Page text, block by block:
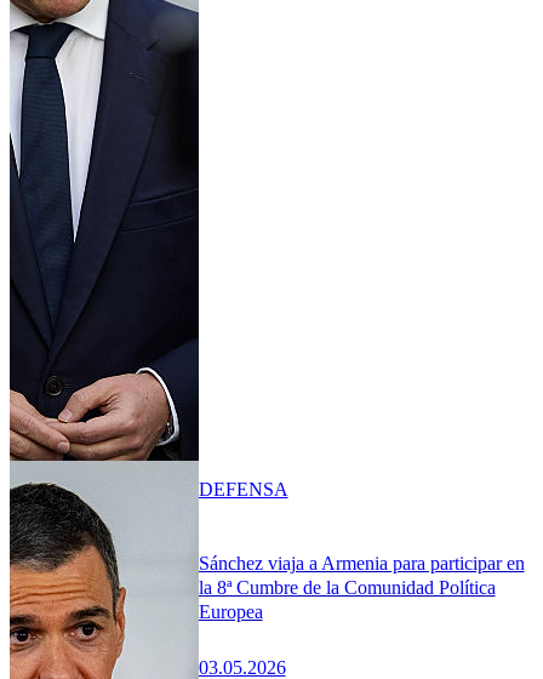
Sánchez viaja a Armenia para participar en
la 8ª Cumbre de la Comunidad Política
Europea
03.05.2026
DEFENSA